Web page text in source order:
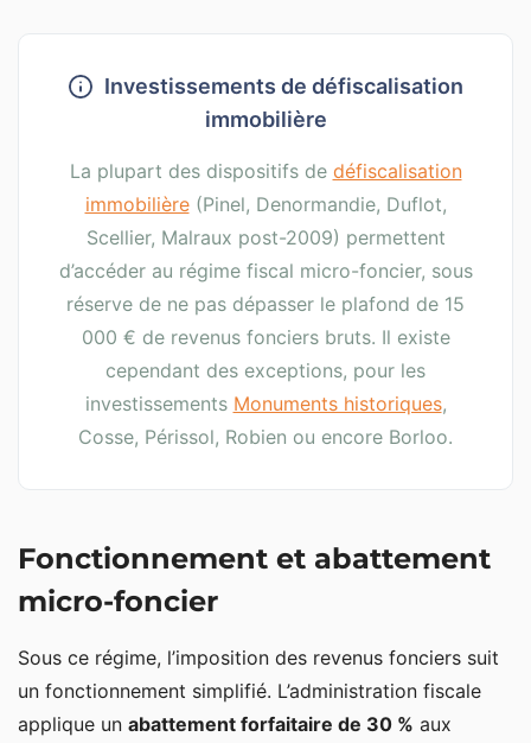
Investissements de défiscalisation
immobilière
La plupart des dispositifs de défiscalisation
immobilière(Pinel, Denormandie, Duflot,
Scellier, Malraux post-2009) permettent
d’accéder au régime fiscal micro-foncier, sous
réserve de ne pas dépasser le plafond de 15
000 € de revenus fonciers bruts. Il existe
cependant des exceptions, pour les
investissements Monuments historiques,
Cosse, Périssol, Robien ou encore Borloo.
Fonctionnement et abattement
micro-foncier
Sous ce régime, l’imposition des revenus fonciers suit
un fonctionnement simplifié. L’administration fiscale
applique un abattement forfaitaire de 30 % aux